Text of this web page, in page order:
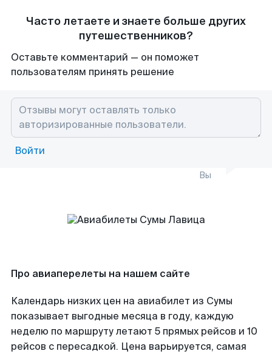
Часто летаете и знаете больше других
путешественников?
Оставьте комментарий — он поможет
пользователям принять решение
Войти
Вы
Про авиаперелеты на нашем сайте
Календарь низких цен на авиабилет из Сумы
показывает выгодные месяца в году, каждую
неделю по маршруту летают 5 прямых рейсов и 10
рейсов с пересадкой. Цена варьируется, самая